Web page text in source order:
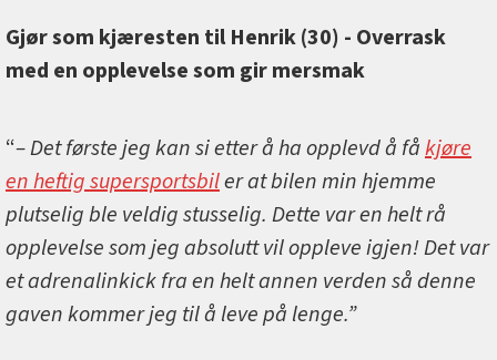
Gjør som kjæresten til Henrik (30) - Overrask
med en opplevelse som gir mersmak
“– Det første jeg kan si etter å ha opplevd å fåkjøre
en heftig supersportsbiler at bilen min hjemme
plutselig ble veldig stusselig. Dette var en helt rå
opplevelse som jeg absolutt vil oppleve igjen! Det var
et adrenalinkick fra en helt annen verden så denne
gaven kommer jeg til å leve på lenge.”